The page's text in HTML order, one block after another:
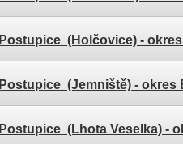
Postupice (Holčovice) -
Postupice (Jemniště) - okres
Postupice (Lhota Veselka) -